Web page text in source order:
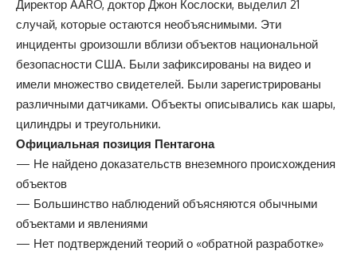
Директор AARO, доктор Джон Кослоски, выделил 21
случай, которые остаются необъяснимыми. Эти
инциденты gроизошли вблизи объектов национальной
безопасности США. Были зафиксированы на видео и
имели множество свидетелей. Были зарегистрированы
различными датчиками. Объекты описывались как шары,
цилиндры и треугольники.
Официальная позиция Пентагона
— Не найдено доказательств внеземного происхождения
объектов
— Большинство наблюдений объясняются обычными
объектами и явлениями
— Нет подтверждений теорий о «обратной разработке»